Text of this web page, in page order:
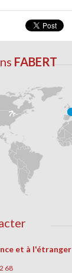
FABERT
et à l'étranger
68